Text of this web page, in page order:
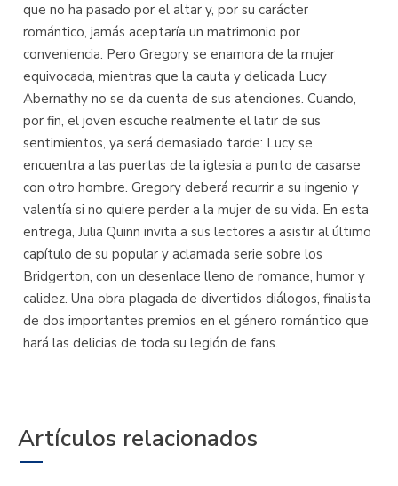
que no ha pasado por el altar y, por su carácter
romántico, jamás aceptaría un matrimonio por
conveniencia. Pero Gregory se enamora de la mujer
equivocada, mientras que la cauta y delicada Lucy
Abernathy no se da cuenta de sus atenciones. Cuando,
por fin, el joven escuche realmente el latir de sus
sentimientos, ya será demasiado tarde: Lucy se
encuentra a las puertas de la iglesia a punto de casarse
con otro hombre. Gregory deberá recurrir a su ingenio y
valentía si no quiere perder a la mujer de su vida. En esta
entrega, Julia Quinn invita a sus lectores a asistir al último
capítulo de su popular y aclamada serie sobre los
Bridgerton, con un desenlace lleno de romance, humor y
calidez. Una obra plagada de divertidos diálogos, finalista
de dos importantes premios en el género romántico que
hará las delicias de toda su legión de fans.
Artículos relacionados